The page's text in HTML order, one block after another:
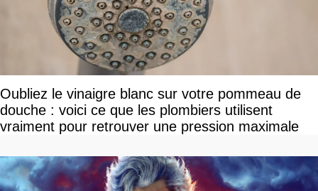
Oubliez le vinaigre blanc sur votre pommeau de
douche : voici ce que les plombiers utilisent
vraiment pour retrouver une pression maximale